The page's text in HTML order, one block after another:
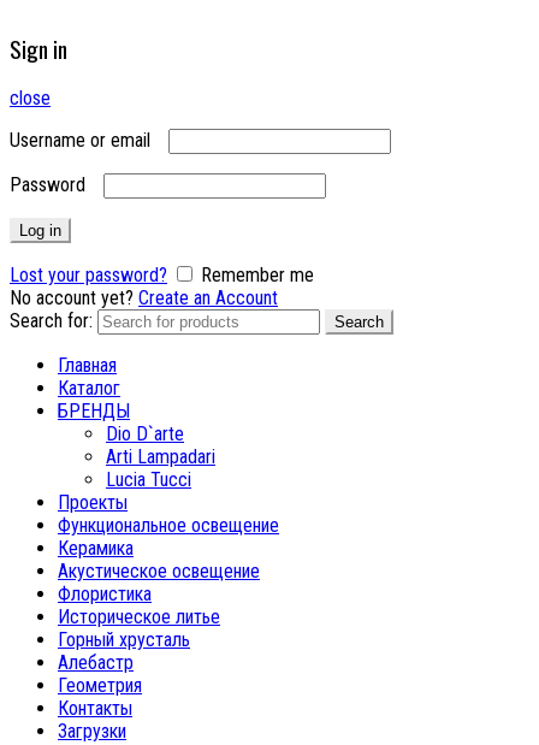
Sign in
close
Username or email
Password
Log in
Lost your password?
Remember me
No account yet? Create an Account
Search for:
Search
Главная
Каталог
БРЕНДЫ
Dio D`arte
Arti Lampadari
Lucia Tucci
Проекты
Функциональное освещение
Керамика
Акустическое освещение
Флористика
Историческое литье
Горный хрусталь
Алебастр
Геометрия
Контакты
Загрузки